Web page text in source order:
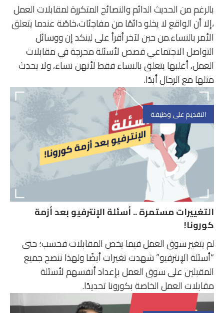
بالرغم من الحديث الدائم والنصائح المتكررة لمقابلات العمل
،إلا أن الواقع لا يخلو دائمًا من مفاجئات،خاصًة عندما يتعلق
الأمر بالنساء.من حين لآخر أقرأ على لينكد إن ووسائل
التواصل الاجتماعي قصص لأسئلة محرجة في مقابلات
العمل، أغلبها يتعلق بالنساء فقط لأنهن نساء، ولا يحدث
مثلها مع الرجال أبدًا.
التقديم على وظيفة
التغييرات مستمرة .. أسئلة الإنترفيو بعد أزمة
كورونا!
لم يتغير سوق العمل فيما يخص المقابلات فحسب؛ حتى
“أسئلة الإنترفيو” شهدت تغيرات أيضًا ولهذا ننصح جميع
المقبلين على سوق العمل بإعداد أنفسهم لأسئلة
مقابلات العمل الخاصة بكورونا تحديدًا.